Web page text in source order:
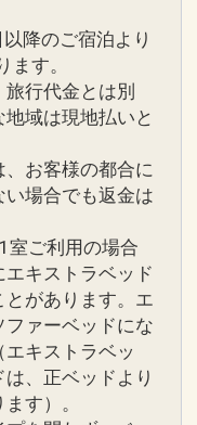
降のご宿泊より
ます。
行代金とは別
域は現地払いと
、お客様の都合に
い場合でも返金は
室ご利用の場合
キストラベッド
とがあります。エ
ァーベッドにな
キストラベッ
は、正ベッドより
す）。